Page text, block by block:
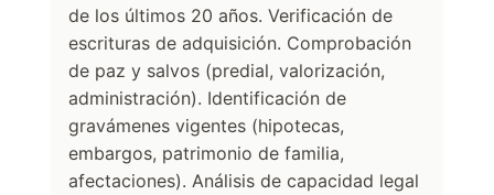
de los últimos 20 años. Verificación de
escrituras de adquisición. Comprobación
de paz y salvos (predial, valorización,
administración). Identificación de
gravámenes vigentes (hipotecas,
embargos, patrimonio de familia,
afectaciones). Análisis de capacidad legal